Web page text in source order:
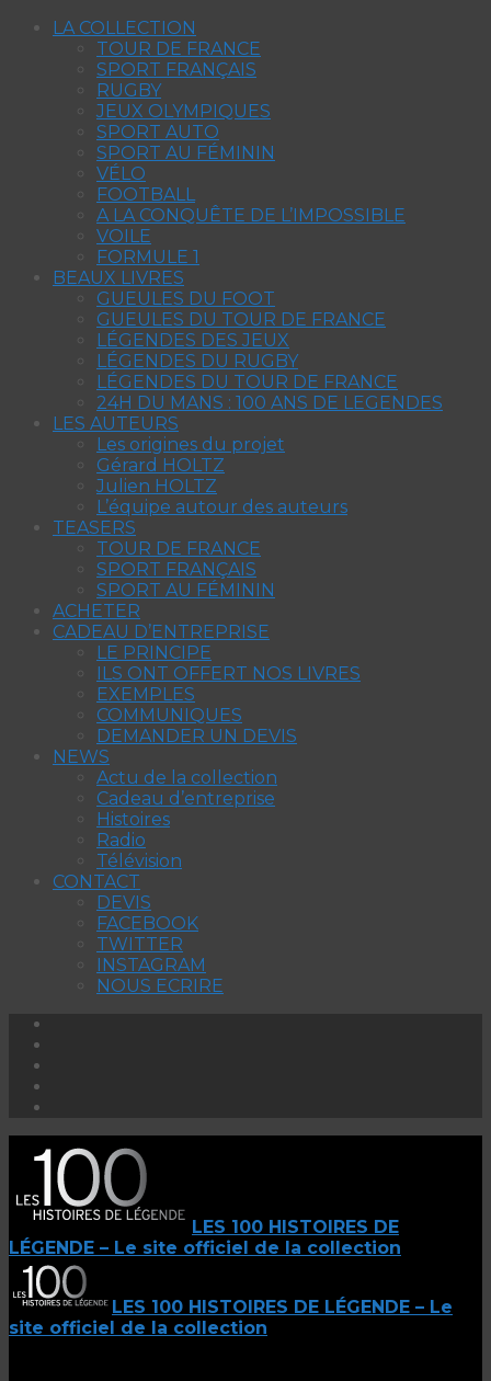
LA COLLECTION
TOUR DE FRANCE
SPORT FRANÇAIS
RUGBY
JEUX OLYMPIQUES
SPORT AUTO
SPORT AU FÉMININ
VÉLO
FOOTBALL
A LA CONQUÊTE DE L’IMPOSSIBLE
VOILE
FORMULE 1
BEAUX LIVRES
GUEULES DU FOOT
GUEULES DU TOUR DE FRANCE
LÉGENDES DES JEUX
LÉGENDES DU RUGBY
LÉGENDES DU TOUR DE FRANCE
24H DU MANS : 100 ANS DE LEGENDES
LES AUTEURS
Les origines du projet
Gérard HOLTZ
Julien HOLTZ
L’équipe autour des auteurs
TEASERS
TOUR DE FRANCE
SPORT FRANÇAIS
SPORT AU FÉMININ
ACHETER
CADEAU D’ENTREPRISE
LE PRINCIPE
ILS ONT OFFERT NOS LIVRES
EXEMPLES
COMMUNIQUES
DEMANDER UN DEVIS
NEWS
Actu de la collection
Cadeau d’entreprise
Histoires
Radio
Télévision
CONTACT
DEVIS
FACEBOOK
TWITTER
INSTAGRAM
NOUS ECRIRE
LES 100 HISTOIRES DE
LÉGENDE – Le site officiel de la collection
LES 100 HISTOIRES DE LÉGENDE – Le
site officiel de la collection